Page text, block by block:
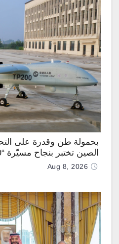
الصين تختبر بنجاح مسيّرة “TP200”
Aug 8, 2026